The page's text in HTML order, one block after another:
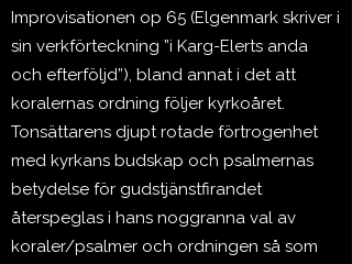
Improvisationen op 65 (Elgenmark skriver i
sin verkförteckning ”i Karg-Elerts anda
och efterföljd”), bland annat i det att
koralernas ordning följer kyrkoåret.
Tonsättarens djupt rotade förtrogenhet
med kyrkans budskap och psalmernas
betydelse för gudstjänstfirandet
återspeglas i hans noggranna val av
koraler/psalmer och ordningen så som